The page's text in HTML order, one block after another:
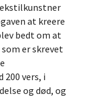
at kreere
bedt om at
er skrevet
200 vers, i
og død, og